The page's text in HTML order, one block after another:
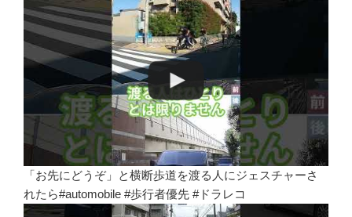
「お先にどうぞ」と横断歩道を渡る人にジェスチャーさ
れたら#automobile #歩行者優先 #ドラレコ